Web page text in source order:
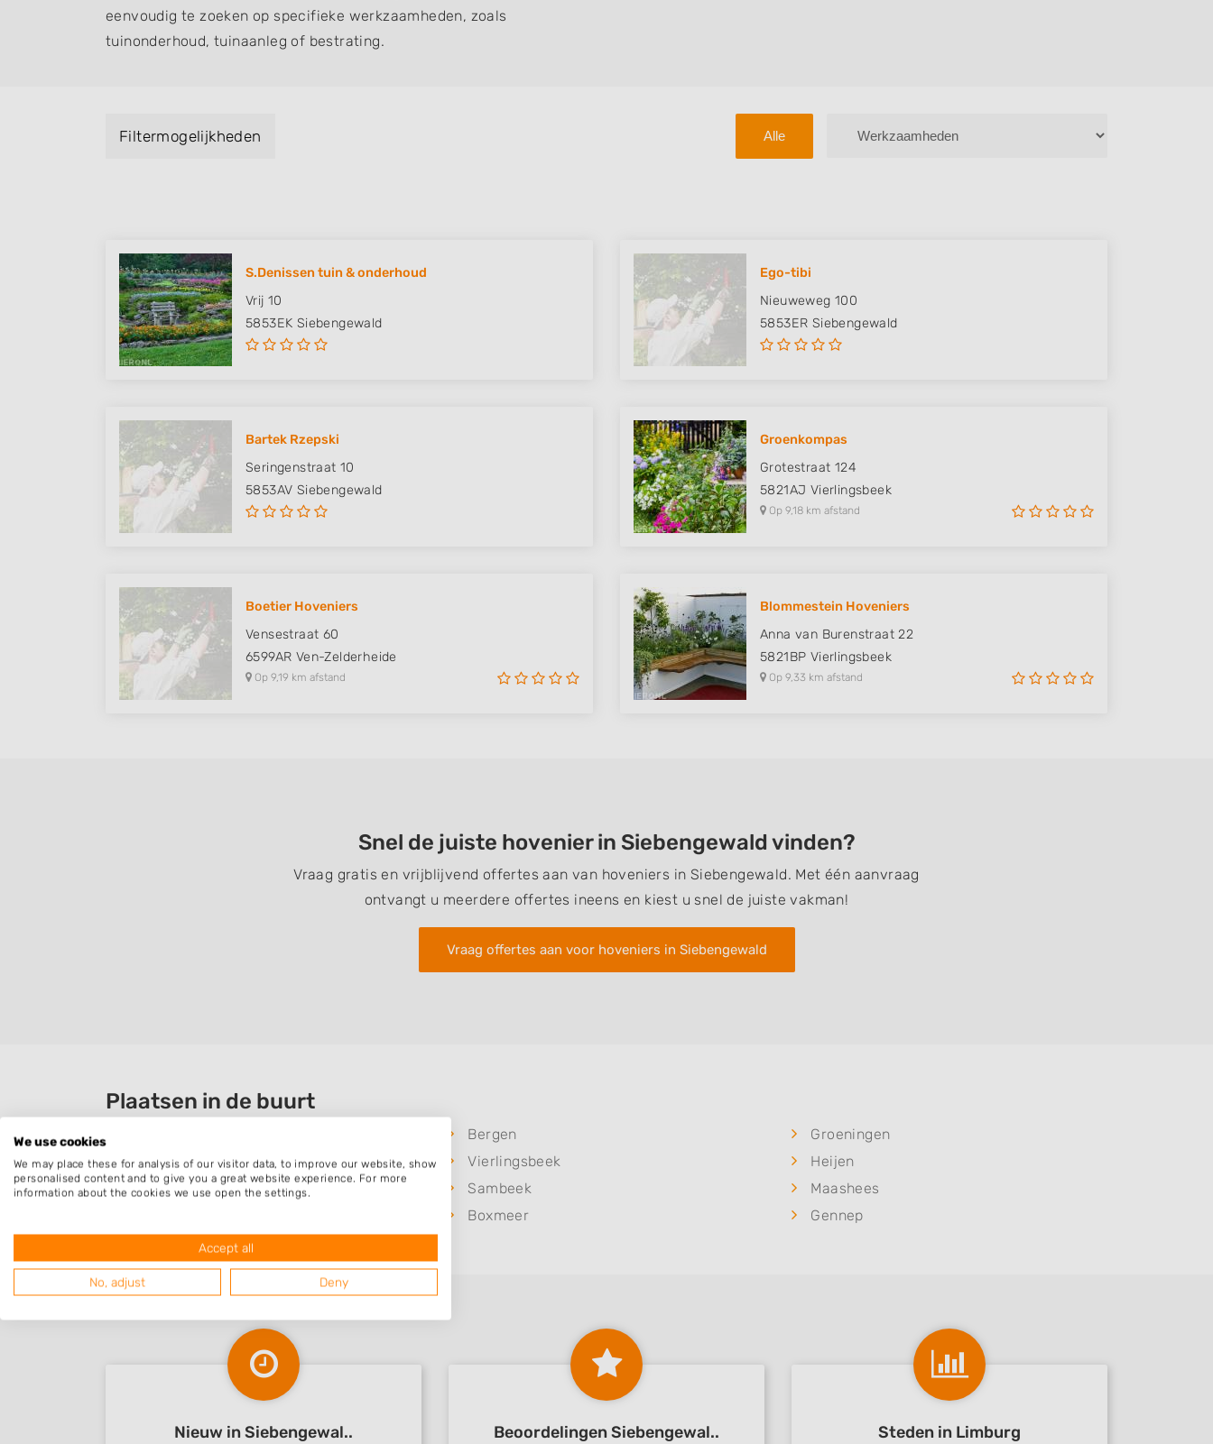
eenvoudig te zoeken op specifieke werkzaamheden, zoals
tuinonderhoud, tuinaanleg of bestrating.
Filtermogelijkheden Alle
S.Denissen tuin & onderhoud
Vrij 10
5853EK Siebengewald
Ego-tibi
Nieuweweg 100
5853ER Siebengewald
Bartek Rzepski
Seringenstraat 10
5853AV Siebengewald
Groenkompas
Grotestraat 124
5821AJ Vierlingsbeek
Op 9,18 km afstand
Boetier Hoveniers
Vensestraat 60
6599AR Ven-Zelderheide
Op 9,19 km afstand
Blommestein Hoveniers
Anna van Burenstraat 22
5821BP Vierlingsbeek
Op 9,33 km afstand
Snel de juiste hovenier in Siebengewald vinden?
Vraag gratis en vrijblijvend offertes aan van hoveniers in Siebengewald. Met één aanvraag
ontvangt u meerdere offertes ineens en kiest u snel de juiste vakman!
Vraag offertes aan voor hoveniers in Siebengewald
Plaatsen in de buurt
Bergen
Groeningen
Ven-Zelderheide
Vierlingsbeek
Heijen
Vortum-Mullem
Sambeek
Maashees
Boxmeer Gennep
Nieuw in Siebengewal.. Beoordelingen Siebengewal.. Steden in Limburg
We use cookies
We may place these for analysis of our visitor data, to improve our website, show
personalised content and to give you a great website experience. For more
information about the cookies we use open the settings.
Accept all
No, adjust Deny